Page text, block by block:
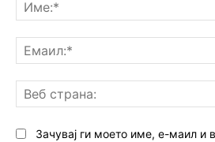
Зачувај ги моето име, е-маил и